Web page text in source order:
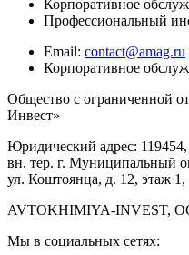
Корпоративное
Профессиональный
Email: contact@amag.ru
Корпоративное
Общество с ограниченной
Инвест»
Юридический адрес:
вн. тер. г. Муниципальный
ул. Коштоянца, д. 12, этаж
AVTOKHIMIYA-INVEST,
Мы в социальных сетях: